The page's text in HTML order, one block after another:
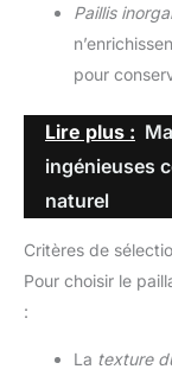
Paillis
pour
Lire plus :
ingénieuses
naturel
Critères de
Pour choisir le
:
La texture